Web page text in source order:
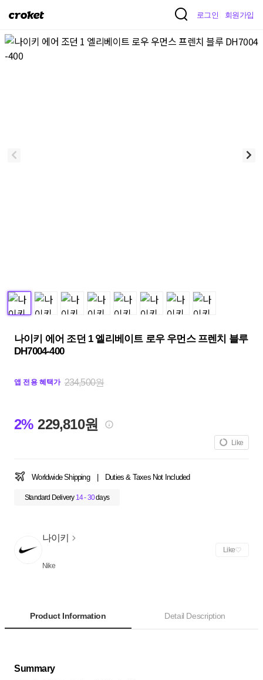
크
켓
로그인 회원가입
나이키 에어 조던 1 엘리베이트 로우 우먼스 프렌치 블루
DH7004-400
앱 전용 혜택가 234,500원
2% 229,810원
Like
Worldwide Shipping Duties & Taxes Not Included
Standard Delivery 14 - 30days
나이키
Nike
Like
Product Information Detail Description
Summary